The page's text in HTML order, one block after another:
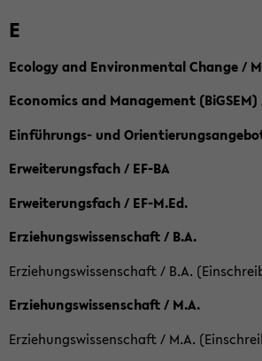
E
Ecology and Environmental Change /
Economics and Management
Einführungs- und
Erweiterungsfach / EF-BA
Erweiterungsfach / EF-M.Ed.
Erziehungswissenschaft / B.A.
Erziehungswissenschaft / B.A.
Erziehungswissenschaft / M.A.
Erziehungswissenschaft / M.A.